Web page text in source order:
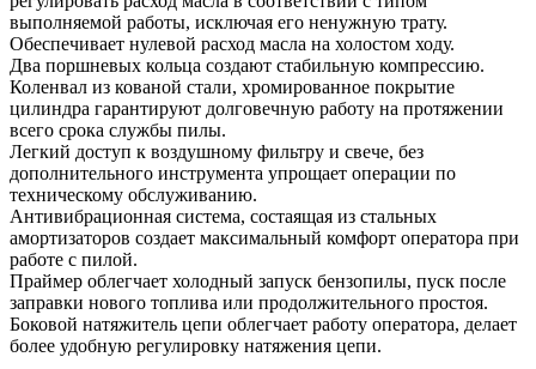
выполняемой работы, исключая его ненужную трату.
Обеспечивает нулевой расход масла на холостом ходу.
Два поршневых кольца создают стабильную компрессию.
Коленвал из кованой стали, хромированное покрытие
цилиндра гарантируют долговечную работу на протяжении
всего срока службы пилы.
Легкий доступ к воздушному фильтру и свече, без
дополнительного инструмента упрощает операции по
техническому обслуживанию.
Антивибрационная система, состаящая из стальных
амортизаторов создает максимальный комфорт оператора при
работе с пилой.
Праймер облегчает холодный запуск бензопилы, пуск после
заправки нового топлива или продолжительного простоя.
Боковой натяжитель цепи облегчает работу оператора, делает
более удобную регулировку натяжения цепи.